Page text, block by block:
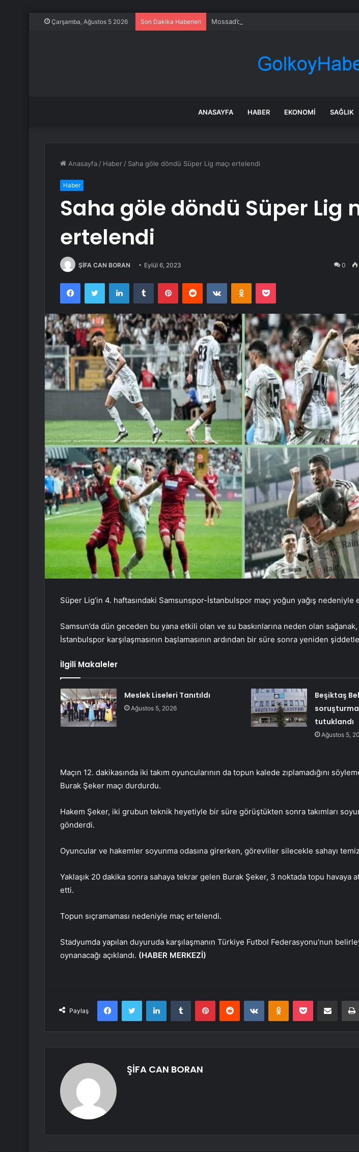
Çarşamba, Ağustos 5 2026 Son Dakika Haberleri Mossad’dan dikkat çeken iddia: İran’ın gizli
ANASAYFA HABER EKONOMI SAĞLIK
Anasayfa / Haber / Saha göle döndü Süper Lig maçı ertelendi
Haber
Saha göle döndü Süper Lig
ertelendi
ŞİFA CAN BORAN Eylül 6, 2023 0
FacebookTwitter LinkedInTumblr PinterestReddit VKontakteOdnoklassniki
Pocket
Süper Lig’in 4. haftasındaki Samsunspor-İstanbulspor maçı yoğun yağış nedeniyle
Samsun’da dün geceden bu yana etkili olan ve su baskınlarına neden olan
İstanbulspor karşılaşmasının başlamasının ardından bir süre sonra yeniden
İlgili Makaleler
Meslek Liseleri Tanıtıldı
Ağustos 5, 2026
Beşiktaş
tutuklandı
Ağustos 5,
Maçın 12. dakikasında iki takım oyuncularının da topun kalede zıplamadığını
Burak Şeker maçı durdurdu.
Hakem Şeker, iki grubun teknik heyetiyle bir süre görüştükten sonra takımları
gönderdi.
Oyuncular ve hakemler soyunma odasına girerken, görevliler silecekle sahayı
Yaklaşık 20 dakika sonra sahaya tekrar gelen Burak Şeker, 3 noktada topu havaya
etti.
Topun sıçramaması nedeniyle maç ertelendi.
Stadyumda yapılan duyuruda karşılaşmanın Türkiye Futbol Federasyonu’nun
oynanacağı açıklandı. (HABER MERKEZİ)
Paylaş
FacebookTwitter LinkedInTumblr PinterestReddit VKontakteOdnoklassniki
Pocket E-Posta ile paylaş
ŞİFA CAN BORAN